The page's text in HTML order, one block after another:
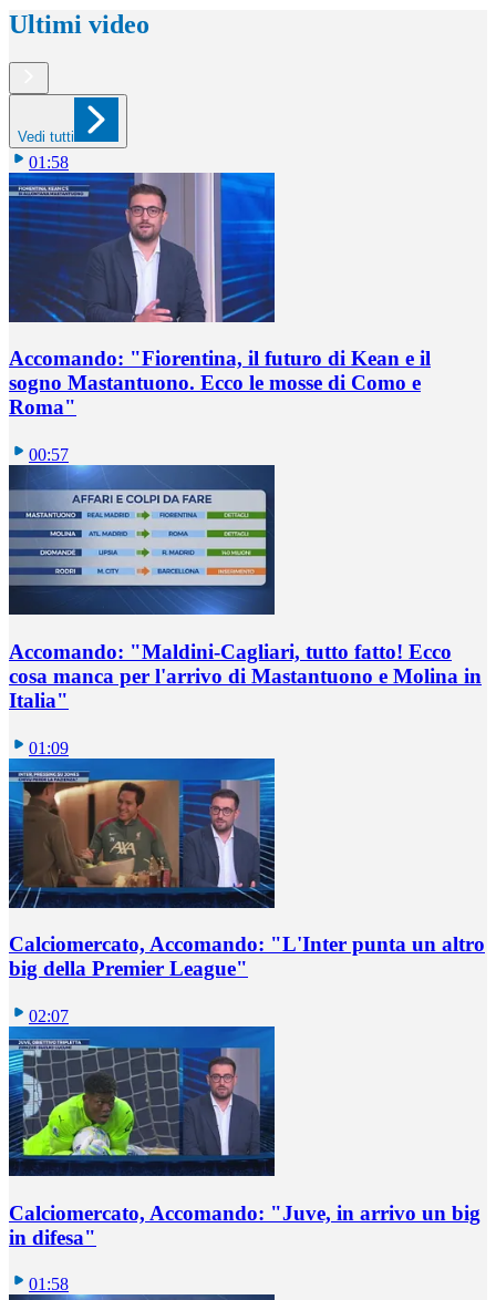
Ultimi video
Vedi tutti
01:58
Accomando: "Fiorentina, il futuro di Kean e il
sogno Mastantuono. Ecco le mosse di Como e
Roma"
00:57
Accomando: "Maldini-Cagliari, tutto fatto! Ecco
cosa manca per l'arrivo di Mastantuono e Molina in
Italia"
01:09
Calciomercato, Accomando: "L'Inter punta un altro
big della Premier League"
02:07
Calciomercato, Accomando: "Juve, in arrivo un big
in difesa"
01:58